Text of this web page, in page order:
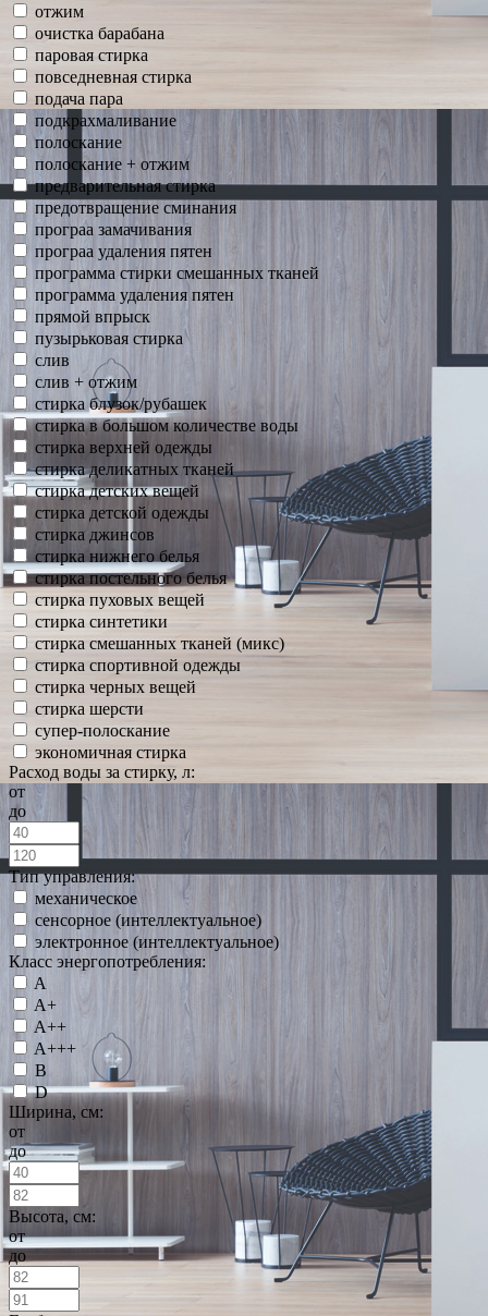
отжим
очистка барабана
паровая стирка
повседневная стирка
подача пара
подкрахмаливание
полоскание
полоскание + отжим
предварительная стирка
предотвращение сминания
програа замачивания
програа удаления пятен
программа стирки смешанных тканей
программа удаления пятен
прямой впрыск
пузырьковая стирка
слив
слив + отжим
стирка блузок/рубашек
стирка в большом количестве воды
стирка верхней одежды
стирка деликатных тканей
стирка детских вещей
стирка детской одежды
стирка джинсов
стирка нижнего белья
стирка постельного белья
стирка пуховых вещей
стирка синтетики
стирка смешанных тканей (микс)
стирка спортивной одежды
стирка черных вещей
стирка шерсти
супер-полоскание
экономичная стирка
Расход воды за стирку, л:
от
до
Тип управления:
механическое
сенсорное (интеллектуальное)
электронное (интеллектуальное)
Класс энергопотребления:
A
A+
A++
A+++
B
D
Ширина, см:
от
до
Высота, см:
от
до